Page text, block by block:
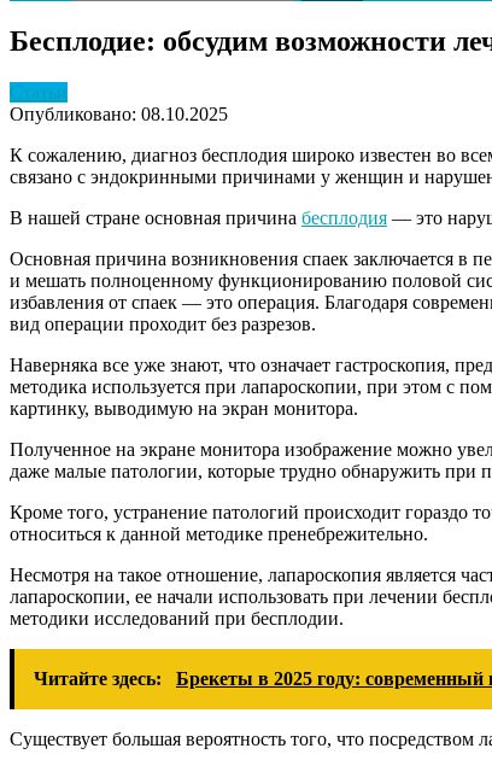
Бесплодие: обсудим возможности
Статьи
Опубликовано: 08.10.2025
К сожалению, диагноз бесплодия широко известен во
связано с эндокринными причинами у женщин и
В нашей стране основная причина бесплодия — это
Основная причина возникновения спаек заключается в
и мешать полноценному функционированию половой
избавления от спаек — это операция. Благодаря
вид операции проходит без разрезов.
Наверняка все уже знают, что означает гастроскопия,
методика используется при лапароскопии, при этом с
картинку, выводимую на экран монитора.
Полученное на экране монитора изображение можно
даже малые патологии, которые трудно обнаружить при
Кроме того, устранение патологий происходит гораздо
относиться к данной методике пренебрежительно.
Несмотря на такое отношение, лапароскопия является
лапароскопии, ее начали использовать при лечении
методики исследований при бесплодии.
Читайте здесь: Брекеты в 2025 году: современный
Существует большая вероятность того, что